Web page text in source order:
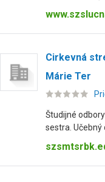
Cirkevná
Márie Ter
Študijné
sestra. Učebný